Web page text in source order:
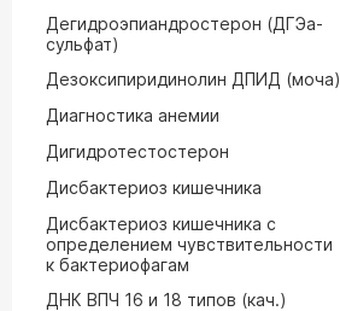
Дегидроэпиандростерон (ДГЭа-
сульфат)
Дезоксипиридинолин ДПИД (моча)
Диагностика анемии
Дигидротестостерон
Дисбактериоз кишечника
Дисбактериоз кишечника с
определением чувствительности
к бактериофагам
ДНК ВПЧ 16 и 18 типов (кач.)